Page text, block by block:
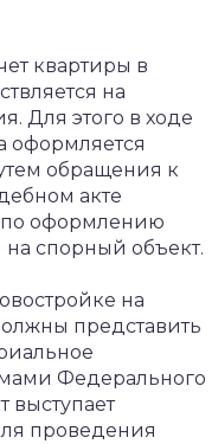
квартиры в
на
Для этого в ходе
оформляется
обращения к
акте
по оформлению
на спорный объект.
на
представить
Федерального
выступает
проведения